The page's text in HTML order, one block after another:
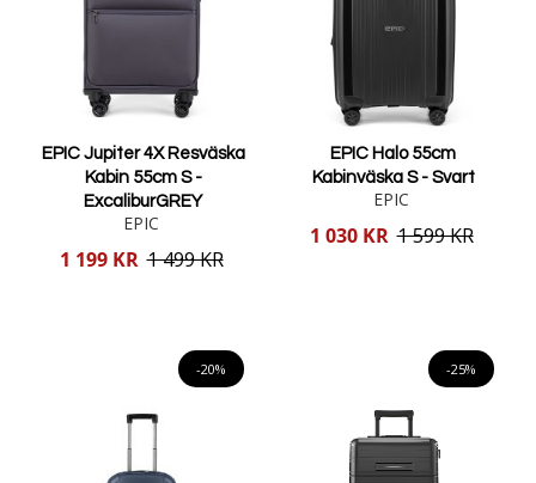
EPIC Jupiter 4X Resväska
Kabin 55cm S -
ExcaliburGREY
EPIC
Reducerat
1 199 KR 1 499 KR
EPIC Halo 55cm
Kabinväska S - Svart
EPIC
Reducerat
1 030 KR 1 599 KR
-20% -25%